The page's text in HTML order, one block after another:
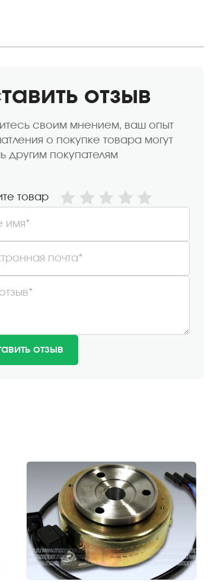
отзыв
своим мнением, ваш опыт
о покупке товара могут
другим покупателям
товар
имя*
почта*
отзыв